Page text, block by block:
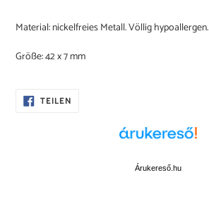
Material: nickelfreies Metall. Völlig hypoallergen.
Größe: 42 x 7 mm
TEILENAUF
FACEBOOK
Árukereső.hu